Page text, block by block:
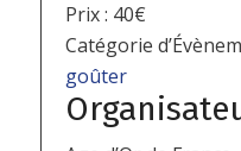
Prix : 40€
Catégorie
goûter